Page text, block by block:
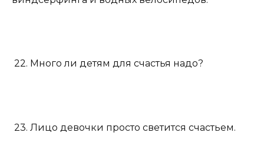
22. Много ли детям для счастья надо?
23. Лицо девочки просто светится счастьем.